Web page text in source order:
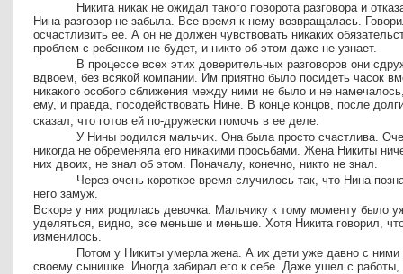
Никита никак не ожидал такого поворота разговора и
Нина разговор не забыла. Все время к нему возвращалась.
осчастливить ее. А он не должен чувствовать никаких
проблем с ребенком не будет, и никто об этом даже не узнает.
В процессе всех этих доверительных разговоров они
вдвоем, без всякой компании. Им приятно было посидеть часок
никакого особого сближения между ними не было и не
ему, и правда, посодействовать Нине. В конце концов, после
сказал, что готов ей по-дружески помочь в ее деле.
У Нины родился мальчик. Она была просто счастлива.
никогда не обременяла его никакими просьбами. Жена Никиты
них двоих, не знал об этом. Поначалу, конечно, никто не знал.
Через очень короткое время случилось так, что Нина
него замуж.
Вскоре у них родилась девочка. Мальчику к тому моменту было
уделяться, видно, все меньше и меньше. Хотя Никита говорил,
изменилось.
Потом у Никиты умерла жена. А их дети уже давно с
своему сынишке. Иногда забирал его к себе. Даже ушел с